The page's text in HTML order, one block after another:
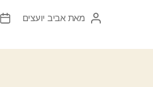
המחבר
מאתאביב יועצים